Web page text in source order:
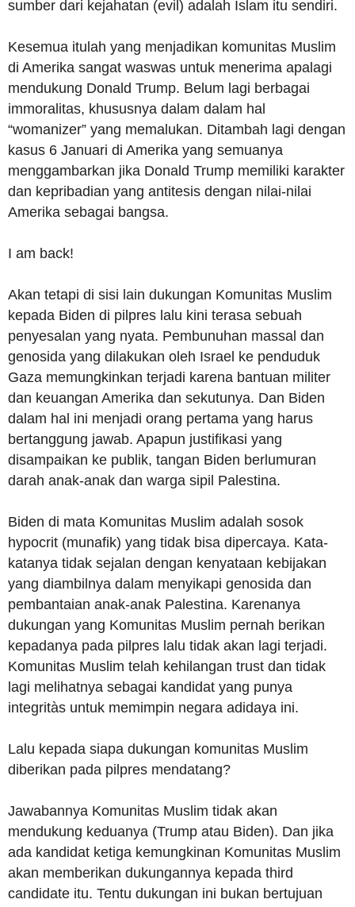
sumber dari kejahatan (evil) adalah Islam itu sendiri.
Kesemua itulah yang menjadikan komunitas Muslim
di Amerika sangat waswas untuk menerima apalagi
mendukung Donald Trump. Belum lagi berbagai
immoralitas, khususnya dalam dalam hal
“womanizer” yang memalukan. Ditambah lagi dengan
kasus 6 Januari di Amerika yang semuanya
menggambarkan jika Donald Trump memiliki karakter
dan kepribadian yang antitesis dengan nilai-nilai
Amerika sebagai bangsa.
I am back!
Akan tetapi di sisi lain dukungan Komunitas Muslim
kepada Biden di pilpres lalu kini terasa sebuah
penyesalan yang nyata. Pembunuhan massal dan
genosida yang dilakukan oleh Israel ke penduduk
Gaza memungkinkan terjadi karena bantuan militer
dan keuangan Amerika dan sekutunya. Dan Biden
dalam hal ini menjadi orang pertama yang harus
bertanggung jawab. Apapun justifikasi yang
disampaikan ke publik, tangan Biden berlumuran
darah anak-anak dan warga sipil Palestina.
Biden di mata Komunitas Muslim adalah sosok
hypocrit (munafik) yang tidak bisa dipercaya. Kata-
katanya tidak sejalan dengan kenyataan kebijakan
yang diambilnya dalam menyikapi genosida dan
pembantaian anak-anak Palestina. Karenanya
dukungan yang Komunitas Muslim pernah berikan
kepadanya pada pilpres lalu tidak akan lagi terjadi.
Komunitas Muslim telah kehilangan trust dan tidak
lagi melihatnya sebagai kandidat yang punya
integritàs untuk memimpin negara adidaya ini.
Lalu kepada siapa dukungan komunitas Muslim
diberikan pada pilpres mendatang?
Jawabannya Komunitas Muslim tidak akan
mendukung keduanya (Trump atau Biden). Dan jika
ada kandidat ketiga kemungkinan Komunitas Muslim
akan memberikan dukungannya kepada third
candidate itu. Tentu dukungan ini bukan bertujuan